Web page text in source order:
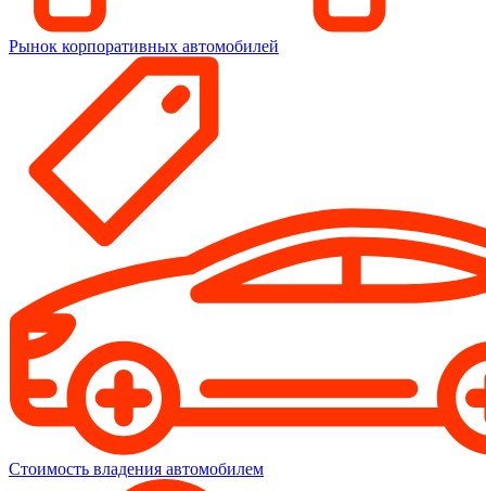
Рынок корпоративных автомобилей
Стоимость владения автомобилем